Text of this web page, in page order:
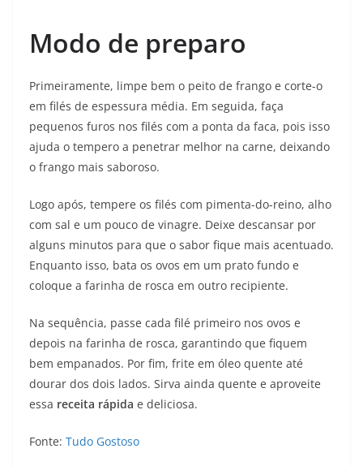
Modo de preparo
Primeiramente, limpe bem o peito de frango e corte-o
em filés de espessura média. Em seguida, faça
pequenos furos nos filés com a ponta da faca, pois isso
ajuda o tempero a penetrar melhor na carne, deixando
o frango mais saboroso.
Logo após, tempere os filés com pimenta-do-reino, alho
com sal e um pouco de vinagre. Deixe descansar por
alguns minutos para que o sabor fique mais acentuado.
Enquanto isso, bata os ovos em um prato fundo e
coloque a farinha de rosca em outro recipiente.
Na sequência, passe cada filé primeiro nos ovos e
depois na farinha de rosca, garantindo que fiquem
bem empanados. Por fim, frite em óleo quente até
dourar dos dois lados. Sirva ainda quente e aproveite
essa receita rápida e deliciosa.
Fonte: Tudo Gostoso